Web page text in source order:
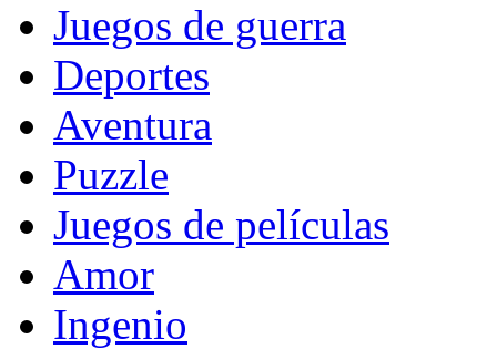
Juegos de guerra
Deportes
Aventura
Puzzle
Juegos de películas
Amor
Ingenio